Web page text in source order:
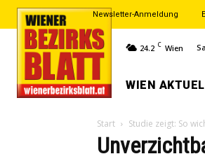
Newsletter-Anmeldung
24.2 C Wien
WIEN
Start Studie zeigt: So